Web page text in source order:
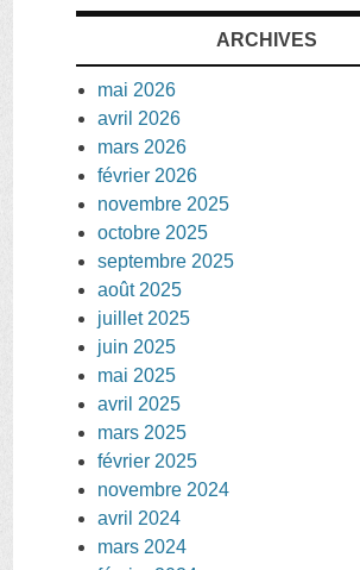
ARCHIVES
mai 2026
avril 2026
mars 2026
février 2026
novembre 2025
octobre 2025
septembre 2025
août 2025
juillet 2025
juin 2025
mai 2025
avril 2025
mars 2025
février 2025
novembre 2024
avril 2024
mars 2024